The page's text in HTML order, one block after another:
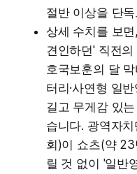
절반 이상을 단
상세 수치를 보
견인하던' 직전
호국보훈의 달
터리·사연형 일
길고 무게감 있
습니다. 광역자
회)이 쇼츠(약 23
릴 것 없이 '일반